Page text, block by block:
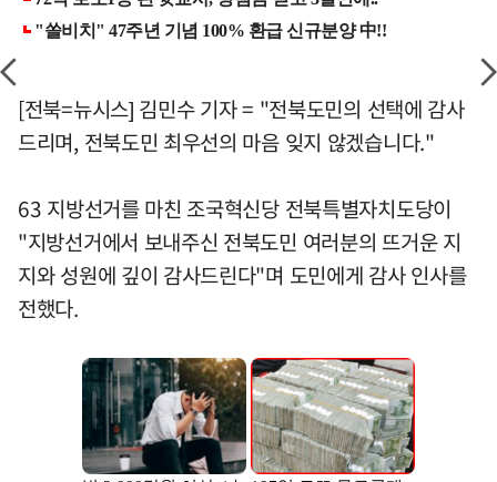
[전북=뉴시스] 김민수 기자 = "전북도민의 선택에 감사
드리며, 전북도민 최우선의 마음 잊지 않겠습니다."
63 지방선거를 마친 조국혁신당 전북특별자치도당이
"지방선거에서 보내주신 전북도민 여러분의 뜨거운 지
지와 성원에 깊이 감사드린다"며 도민에게 감사 인사를
전했다.